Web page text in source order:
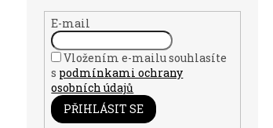
E-mail
Vložením e-mailu souhlasíte
s podmínkami ochrany
osobních údajů
PŘIHLÁSIT SE